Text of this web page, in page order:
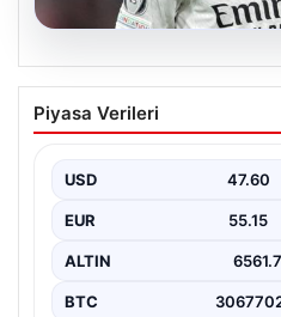
05.08.2026
Beşiktaş’ın sağ
İspanya rotası: Real
Muhammed Salah için
alternatif çözümlere hız…
Piyasa Verileri
USD 47.60
EUR 55.15
ALTIN 6561.7
BTC